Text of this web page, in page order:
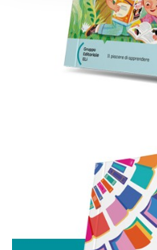
dalla Dichiarazione sui
Utilizziamo i cookie per
annunci, per fornire
analizzare il nostro
nostri partner che si
pubblicità e social
con altre informazioni
raccolto dal suo utilizzo